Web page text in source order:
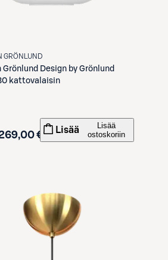
GRÖNLUND
Grönlund Design by Grönlund
kattovalaisin
€ Lisää
Lisää
ostoskoriin